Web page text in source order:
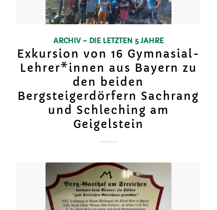
ARCHIV – DIE LETZTEN 5 JAHRE
Exkursion von 16 Gymnasial-
Lehrer*innen aus Bayern zu
den beiden
Bergsteigerdörfern Sachrang
und Schleching am
Geigelstein